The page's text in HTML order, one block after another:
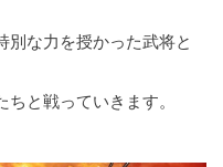
別な力を授かった武将と
と戦っていきます。